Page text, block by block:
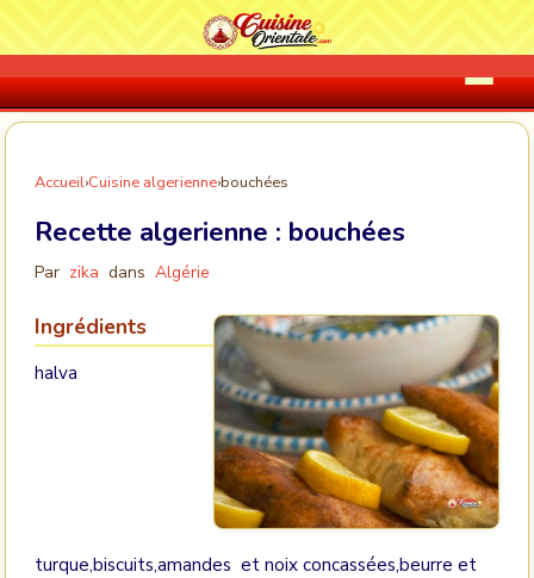
Accueil›Cuisine algerienne›bouchées
Recette algerienne : bouchées
Par zika dans Algérie
Ingrédients
halva
turque,biscuits,amandes et noix concassées,beurre et